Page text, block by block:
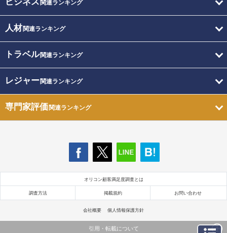
ビジネス 関連ランキング
人材関連ランキング
トラベル関連ランキング
レジャー関連ランキング
専門家評価関連ランキング
オリコン顧客満足度調査とは
調査方法 掲載規約 お問い合わせ
会社概要 個人情報保護方針
引用・転載について